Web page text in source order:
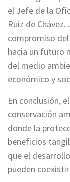
el Jefe de la
Ruiz de
compromiso
hacia un futuro
del medio
económico y
En conclusión,
conservación
donde la
beneficios
que el
pueden